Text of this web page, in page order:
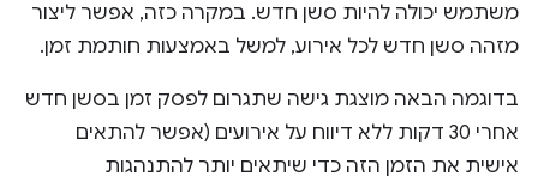
משתמש יכולה להיות סשן חדש. במקרה כזה, אפשר ליצור
מזהה סשן חדש לכל אירוע, למשל באמצעות חותמת זמן.
בדוגמה הבאה מוצגת גישה שתגרום לפסק זמן בסשן חדש
אחרי 30 דקות ללא דיווח על אירועים (אפשר להתאים
אישית את הזמן הזה כדי שיתאים יותר להתנהגות